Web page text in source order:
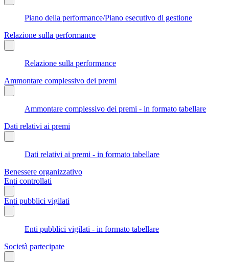
Piano della performance/Piano esecutivo di gestione
Relazione sulla performance
Relazione sulla performance
Ammontare complessivo dei premi
Ammontare complessivo dei premi - in formato tabellare
Dati relativi ai premi
Dati relativi ai premi - in formato tabellare
Benessere organizzativo
Enti controllati
Enti pubblici vigilati
Enti pubblici vigilati - in formato tabellare
Società partecipate